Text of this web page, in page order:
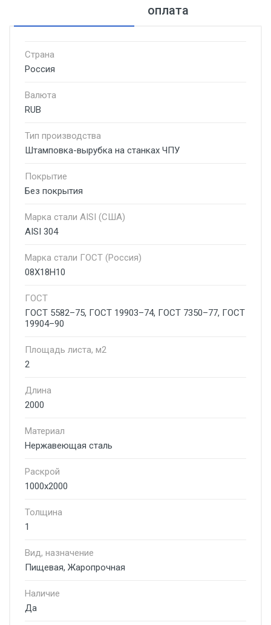
оплата
Страна
Россия
Валюта
RUB
Тип производства
Штамповка-вырубка на станках ЧПУ
Покрытие
Без покрытия
Марка стали AISI (США)
AISI 304
Марка стали ГОСТ (Россия)
08Х18Н10
ГОСТ
ГОСТ 5582–75, ГОСТ 19903–74, ГОСТ 7350–77, ГОСТ
19904–90
Площадь листа, м2
2
Длина
2000
Материал
Нержавеющая сталь
Раскрой
1000х2000
Толщина
1
Вид, назначение
Пищевая, Жаропрочная
Наличие
Да